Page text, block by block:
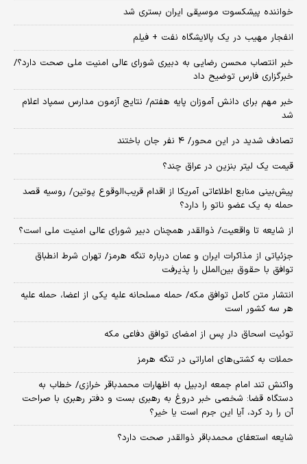
خواننده پیشکسوت موسیقی ایران بستری شد
انفجار مهیب در یک پالایشگاه نفت + فیلم
خبر انتصاب محسن رضایی به دبیری شورای عالی امنیت ملی صحت دارد؟/
خبرگزاری فارس توضیح داد
خبر مهم برای دانش آموزان پایه هفتم/ نتایج آزمون مدارس سمپاد اعلام
شد
تصادف شدید در این محور/ ۴ نفر جان باختند
قیمت یک لیتر بنزین در عراق چند؟
پیش‌بینی منابع اطلاعاتی آمریکا از اقدام قریب‌الوقوع پوتین/ روسیه قصد
حمله به یک عضو ناتو را دارد؟
از شایعه تا واقعیت/ ذوالقدر همچنان دبیر شورای ‌عالی امنیت ملی است؟
جزئیاتی از مذاکرات ایران و عمان درباره تنگه هرمز/ تهران شرط انطباق
توافق با حقوق بین‌الملل را پذیرفت
انتشار متن کامل توافق مکه/ حمله مسلحانه علیه یکی از اعضا، حمله علیه
هر سه کشور است
توئیت اسحاق دار پس از امضای توافق دفاعی مکه
حملات به کشتی‌های اماراتی در تنگه هرمز
واکنش تند امام جمعه اردبیل به اظهارات محمدباقر خرازی/ خطاب به
دستگاه قضا: شخصی خبر دروغ به رهبری بست و دفتر رهبری با صراحت
آن را رد کرد، آیا این جرم است یا خیر؟
شایعه استعفای محمدباقر ذوالقدر صحت دارد؟